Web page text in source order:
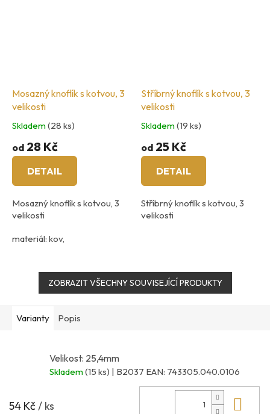
Mosazný knoflík s kotvou, 3
velikosti
Skladem(28 ks)
od 28 Kč
DETAIL
Mosazný knoflík s kotvou, 3
velikosti
materiál: kov,
Stříbrný knoflík s kotvou, 3
velikosti
Skladem(19 ks)
od 25 Kč
DETAIL
Stříbrný knoflík s kotvou, 3
velikosti
ZOBRAZIT VŠECHNY SOUVISEJÍCÍ PRODUKTY
Varianty Popis
Velikost: 25,4mm
Skladem(15 ks) | B2037 EAN: 743305.040.0106
54 Kč/ ks